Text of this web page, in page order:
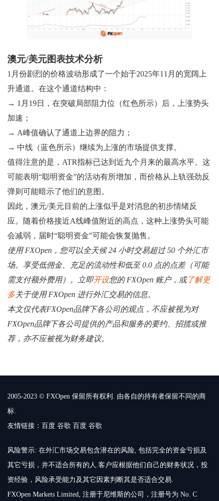
澳元/美元图表技术分析
1月份剧烈的价格波动形成了一个始于2025年11月的宽阔上
升通道。在这个通道结构中：
→ 1月19日，在突破局部阻力位（红色所示）后，上涨势头
加速；
→ A峰值确认了通道上边界的阻力；
→ 中线（蓝色所示）继续为上涨的市场提供支撑。
值得注意的是，ATR指标已达到近九个月来的最高水平。这
可能表明“聪明资金”的活动有所增加，而价格从上轨强劲反
弹则可能暗示了他们的意图。
因此，澳元/美元目前的上涨似乎是对消息的初步情绪反
应。随着价格接近A线峰值附近的高点，这种上涨势头可能
会减弱，届时“聪明资金”可能会恢复抛售。
使用 FXOpen，您可以全天候 24 小时交易超过 50 个外汇市
场。享受低佣金、充足的流动性和低至 0.0 点的点差（可能
需支付额外费用）。立即开设您的 FXOpen 账户，或了解更
多关于使用 FXOpen 进行外汇交易的信息。
本文仅代表FXOpen品牌下各公司的观点，不应被视为对
FXOpen品牌下各公司提供的产品和服务的要约、招揽或推
荐，亦不应被视为财务建议。
2005-2023 © FXOpen 保留所有权利. 由各自的持有者保留不同的商
标.
友情链接： 百度 谷歌 百度 谷歌
风险警示: 在外汇市场交易包含潜在的风险, 包括完全的资金亏损及
其它亏损，并不适合所有的人.客户应根据他们自己的财务状况，投
资经验，风险承受能力及其它因素判断其是否适合交易.
FXOpen Markets Limited, 注册于尼维斯的公司，注册号为 No. C